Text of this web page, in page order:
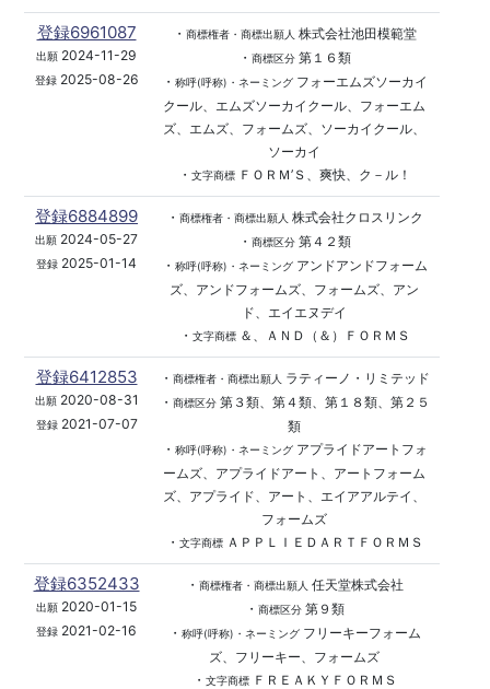
登録6961087
出願 2024-11-29
登録2025-08-26
・ 商標権者・商標出願人 株式会社池田模範堂
・ 商標区分第１６類
・ 称呼(呼称)・ネーミングフォーエムズソーカイ
クール、エムズソーカイクール、フォーエム
ズ、エムズ、フォームズ、ソーカイクール、
ソーカイ
・ 文字商標ＦＯＲＭ’Ｓ、爽快、ク－ル！
登録6884899
出願 2024-05-27
登録 2025-01-14
・ 商標権者・商標出願人 株式会社クロスリンク
・ 商標区分第４２類
・ 称呼(呼称)・ネーミングアンドアンドフォーム
ズ、アンドフォームズ、フォームズ、アン
ド、エイエヌデイ
・ 文字商標＆、ＡＮＤ（＆）ＦＯＲＭＳ
登録6412853
出願2020-08-31
登録2021-07-07
・ 商標権者・商標出願人
ラティーノ・リミテッド
・ 商標区分第３類、第４類、第１８類、第２５
類
・ 称呼(呼称)・ネーミングアプライドアートフォ
ームズ、アプライドアート、アートフォーム
ズ、アプライド、アート、エイアアルテイ、
フォームズ
・ 文字商標ＡＰＰＬＩＥＤＡＲＴＦＯＲＭＳ
登録6352433
出願 2020-01-15
登録 2021-02-16
・ 商標権者・商標出願人 任天堂株式会社
・ 商標区分第９類
・ 称呼(呼称)・ネーミングフリーキーフォーム
ズ、フリーキー、フォームズ
・ 文字商標ＦＲＥＡＫＹＦＯＲＭＳ